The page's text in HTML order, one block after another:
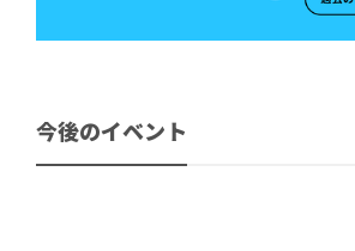
今後のイベント